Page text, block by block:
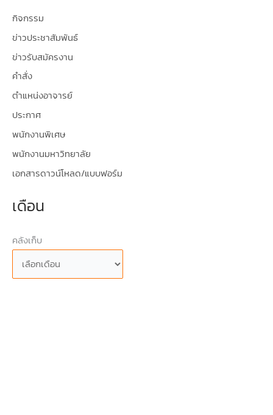
กิจกรรม
ข่าวประชาสัมพันธ์
ข่าวรับสมัครงาน
คำสั่ง
ตำแหน่งอาจารย์
ประกาศ
พนักงานพิเศษ
พนักงานมหาวิทยาลัย
เอกสารดาวน์โหลด/แบบฟอร์ม
เดือน
คลังเก็บ